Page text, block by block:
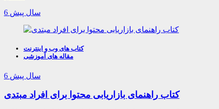
6 سال پیش
کتاب های وب و اینترنت
مقاله های آموزشی
6 سال پیش
کتاب راهنمای بازاریابی محتوا برای افراد مبتدی